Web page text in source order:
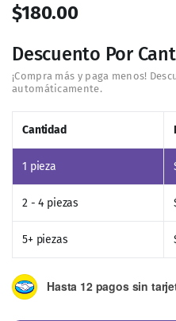
$180.00
Descuento Por
Cantidad
1 pieza
2 - 4 piezas
5+ piezas
Hasta 12 pagos sin